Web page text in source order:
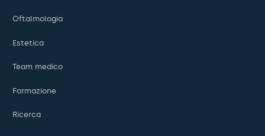
Oftalmologia
Estetica
Team medico
Formazione
Ricerca